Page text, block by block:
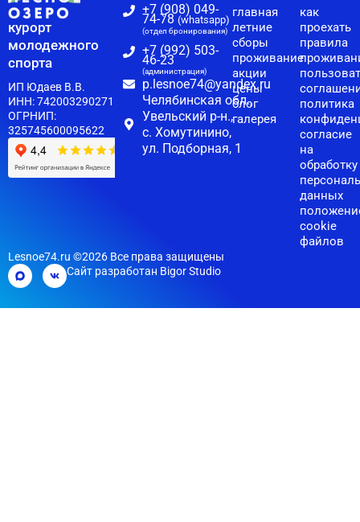
курорт
молодежного
спорта
ИП Юдаев В.В.
ИНН: 742003290271
ОГРНИП:
325745600095622
главная
летние
сборы
проживание
акции
цены
блог
галерея
как
проехать
правила
политика
согласие
на
обработку
данных
cookie
файлов
+7 (908) 049-
74-78(whatsapp)
(отдел бронирования)
+7 (992) 503-
46-23
(администрация)
p.lesnoe74@yandex.ru
Челябинская обл.,
Увельский р-н.,
с. Хомутинино,
ул. Подборная, 1
Lesnoe74.ru ©2026 Все права защищены
Сайт разработан Bigor Studio